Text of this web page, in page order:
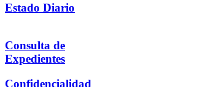
Estado Diario
Consulta de
Expedientes
Confidencialidad